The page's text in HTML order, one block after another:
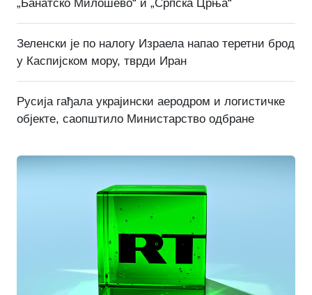
„Банатско Милошево“ и „Српска Црња“
Зеленски је по налогу Израела напао теретни брод
у Каспијском мору, тврди Иран
Русија гађала украјински аеродром и логистичке
објекте, саопштило Министарство одбране